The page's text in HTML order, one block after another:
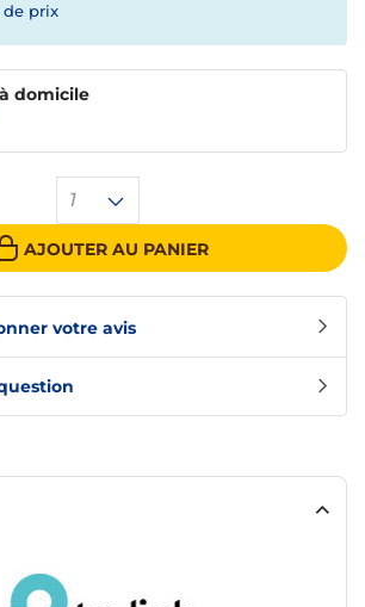
votre avis
de prix
1
AJOUTER AU PANIER
domicile